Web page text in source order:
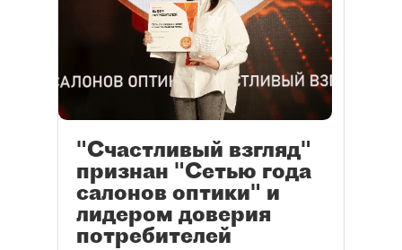
"Счастливый взгляд"
признан "Сетью года
салонов оптики" и
лидером доверия
потребителей